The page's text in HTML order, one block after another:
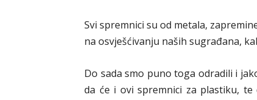
Svi spremnici su od metala,
na osvješćivanju naših sugrađana,
Do sada smo puno toga odradili i
da će i ovi spremnici za plastiku,